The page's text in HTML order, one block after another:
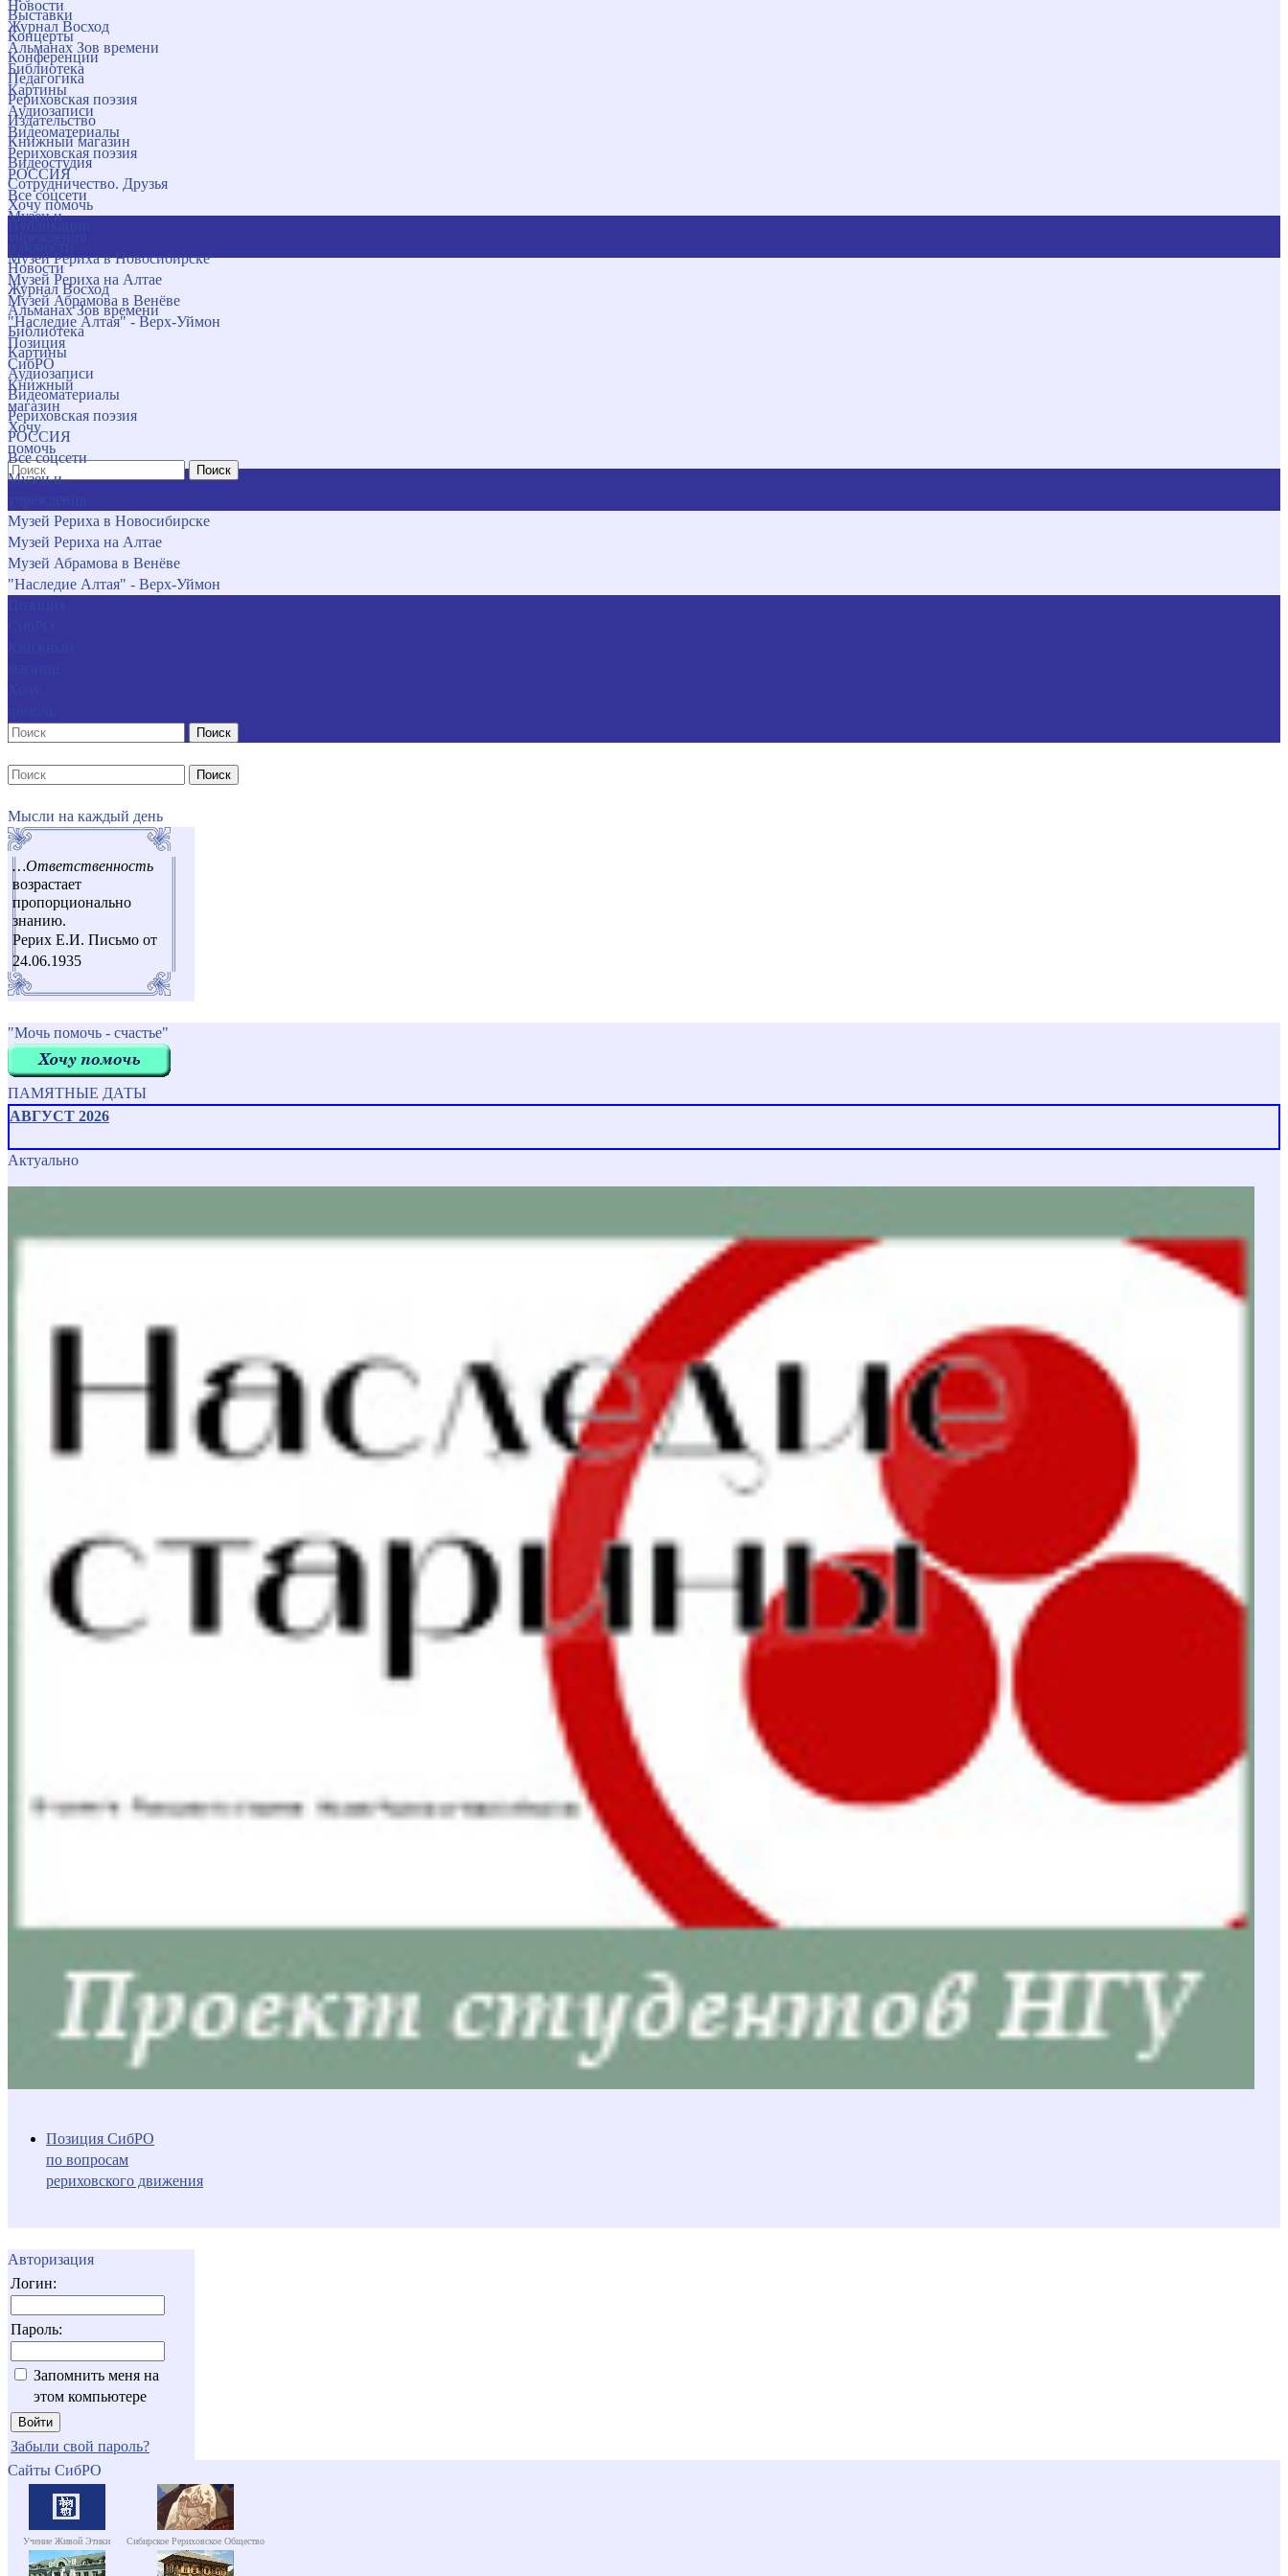
Новости
Журнал Восход
Альманах Зов времени
Библиотека
Картины
Аудиозаписи
Видеоматериалы
Рериховская поэзия
РОССИЯ
Все соцсети
Музеи и
Музей Рериха в Новосибирске
Музей Рериха на Алтае
Музей Абрамова в Венёве
"Наследие Алтая" - Верх-Уймон
Позиция
СибРО
Книжный
магазин
Хочу
помочь
Поиск
Выставки
Концерты
Конференции
Педагогика
Рериховская поэзия
Издательство
Книжный магазин
Видеостудия
Сотрудничество. Друзья
Хочу помочь
Новости
Журнал Восход
Альманах Зов времени
Библиотека
Картины
Аудиозаписи
Видеоматериалы
Рериховская поэзия
РОССИЯ
Все соцсети
Музеи и
Музей Рериха в Новосибирске
Музей Рериха на Алтае
Музей Абрамова в Венёве
"Наследие Алтая" - Верх-Уймон
Поиск
Поиск
Мысли на каждый день
…Ответственность
возрастает
пропорционально
знанию.
Рерих Е.И. Письмо от
24.06.1935
"Мочь помочь - счастье"
ПАМЯТНЫЕ ДАТЫ
АВГУСТ 2026
Актуально
Позиция СибРО
по вопросам
рериховского движения
Авторизация
Логин:
Пароль:
Запомнить меня на
этом компьютере
Забыли свой пароль?
Сайты СибРО
Учение Живой Этики Сибирское Рериховское Общество